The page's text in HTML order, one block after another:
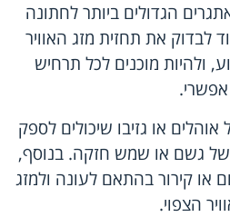
הגדולים ביותר לחתונה
את תחזית מזג האוויר
ולהיות מוכנים לכל תרחיש
אפשרי.
או גזיבו שיכולים לספק
גשם או שמש חזקה. בנוסף,
או קירור בהתאם לעונה ולמזג
הצפוי.